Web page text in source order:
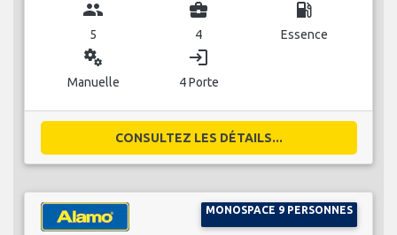
group
5
business_center
4
local_gas_station
Essence
miscellaneous_services
Manuelle
login
4 Porte
CONSULTEZ LES DÉTAILS...
MONOSPACE 9 PERSONNES